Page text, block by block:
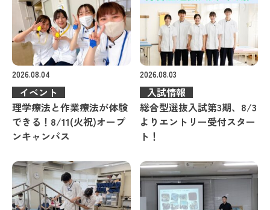
2026.08.04
イベント
理学療法と作業療法が体験
できる！8/11(火祝)オープ
ンキャンパス
2026.08.03
入試情報
総合型選抜入試第3期、8/3
よりエントリー受付スター
ト！